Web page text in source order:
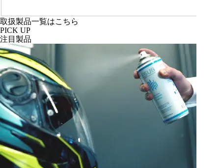
取扱製品一覧はこちら
PICK UP
注目製品